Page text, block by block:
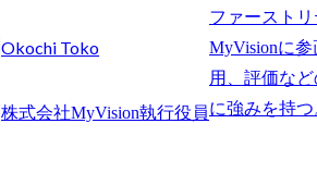
Okochi Toko
株式会社MyVision執行役員
ファースト
MyVisionに
用、評価な
に強みを持つ